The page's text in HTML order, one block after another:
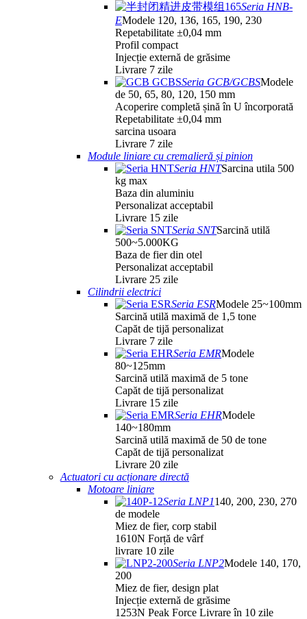
Seria HNB-
EModele 120, 136, 165, 190, 230
Repetabilitate ±0,04 mm
Profil compact
Injecție externă de grăsime
Livrare 7 zile
Seria GCB/GCBSModele
de 50, 65, 80, 120, 150 mm
Acoperire completă șină în U încorporată
Repetabilitate ±0,04 mm
sarcina usoara
Livrare 7 zile
Module liniare cu cremalieră și pinion
Seria HNTSarcina utila 500
kg max
Baza din aluminiu
Personalizat acceptabil
Livrare 15 zile
Seria SNTSarcină utilă
500~5.000KG
Baza de fier din otel
Personalizat acceptabil
Livrare 25 zile
Cilindrii electrici
Seria ESRModele 25~100mm
Sarcină utilă maximă de 1,5 tone
Capăt de tijă personalizat
Livrare 7 zile
Seria EMRModele
80~125mm
Sarcină utilă maximă de 5 tone
Capăt de tijă personalizat
Livrare 15 zile
Seria EHRModele
140~180mm
Sarcină utilă maximă de 50 de tone
Capăt de tijă personalizat
Livrare 20 zile
Actuatori cu acționare directă
Motoare liniare
Seria LNP1140, 200, 230, 270
de modele
Miez de fier, corp stabil
1610N Forță de vârf
livrare 10 zile
Seria LNP2Modele 140, 170,
200
Miez de fier, design plat
Injecție externă de grăsime
1253N Peak Force Livrare în 10 zile